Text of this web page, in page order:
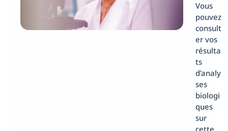
Vous
pouvez
consult
er vos
résulta
ts
d’analy
ses
biologi
ques
sur